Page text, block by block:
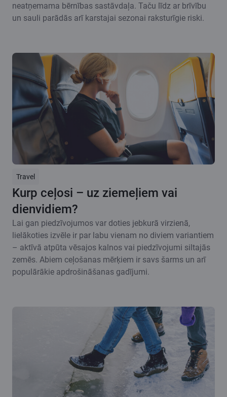
neatņemama bērnības sastāvdaļa. Taču līdz ar brīvību
un sauli parādās arī karstajai sezonai raksturīgie riski.
Travel
Kurp ceļosi – uz ziemeļiem vai
dienvidiem?
Lai gan piedzīvojumos var doties jebkurā virzienā,
lielākoties izvēle ir par labu vienam no diviem variantiem
– aktīvā atpūta vēsajos kalnos vai piedzīvojumi siltajās
zemēs. Abiem ceļošanas mērķiem ir savs šarms un arī
populārākie apdrošināšanas gadījumi.